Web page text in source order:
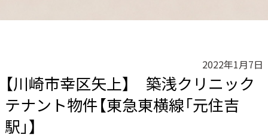
2022年1月7日
【川崎市幸区矢上】 築浅クリニック
テナント物件【東急東横線「元住吉
駅」】